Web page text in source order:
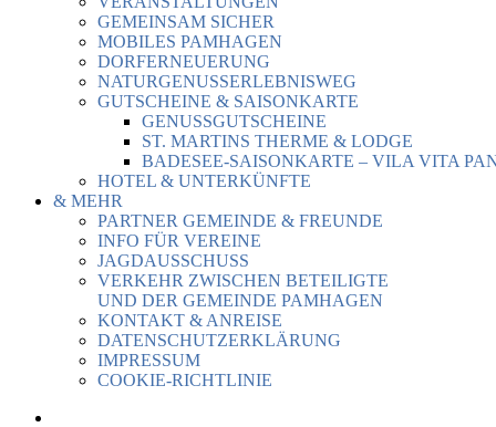
GEMEINSAM SICHER
MOBILES PAMHAGEN
DORFERNEUERUNG
NATURGENUSSERLEBNISWEG
GUTSCHEINE & SAISONKARTE
GENUSSGUTSCHEINE
ST. MARTINS THERME & LODGE
BADESEE-SAISONKARTE – VILA VITA
HOTEL & UNTERKÜNFTE
& MEHR
PARTNER GEMEINDE & FREUNDE
INFO FÜR VEREINE
JAGDAUSSCHUSS
VERKEHR ZWISCHEN BETEILIGTE
UND DER GEMEINDE PAMHAGEN
KONTAKT & ANREISE
DATENSCHUTZERKLÄRUNG
IMPRESSUM
COOKIE-RICHTLINIE